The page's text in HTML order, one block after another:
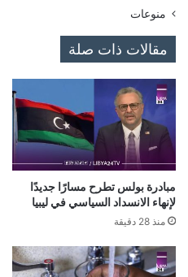
منوعات
مقالات ذات صلة
مبادرة بولس تطرح مسارًا جديدًا
لإنهاء الانسداد السياسي في ليبيا
منذ 28 دقيقة